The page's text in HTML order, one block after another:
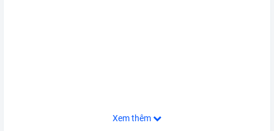
Xem thêm